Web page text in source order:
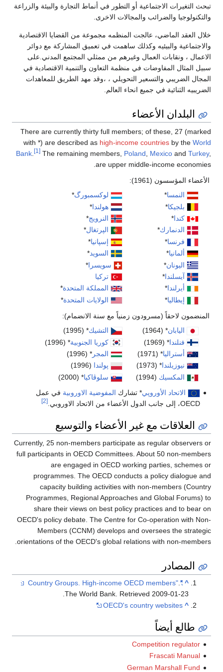
تبحث التغيرات الاجتماعية أو التطور في أنماط التجارة والبيئة والزراعة
والتكنولوجيا والضرائب والمجالات الاخرى.
خلال العقد الماضي، عالجت المنظمه مجموعة من القضايا الاقتصادية
والاجتماعية والبيئيه وكذلك ساهمت في تعميق المشاركة مع دوائر
الاعمال ، ونقابات العمال وغيرهم من ممثلي المجتمع المدني.على
سبيل المثال المفاوضات في منظمة التعاون والتنمية الاقتصادية في
المجال الضريبي والتسعير التحويلي ، ،وقد مهد الطريق للمعاهدات
الضريبيه الثنائية في جميع انحاء العالم.
البلدان الأعضاء
There are currently thirty full members; of these, 27 (marked
with *) are described as high-income countries by the World
Bank. [1] The remaining members, Poland, Mexico and Turkey,
are upper middle-income economies.
الأعضاء المؤسسون (1961):
النمسا*
بلجيكا*
كندا*
الدنمارك*
فرنسا*
ألمانيا*
اليونان*
آيسلندا*
أيرلندا*
إيطاليا*
لوكسمبورگ*
هولندا*
النرويج*
الپرتغال*
إسپانيا*
السويد*
سويسرا*
تركيا
المملكة المتحدة*
الولايات المتحدة*
المنضمون لاحقاً (مسرودون زمنياً مع سنة الانضمام):
اليابان* (1964)
فنلندا* (1969)
أستراليا* (1971)
نيوزيلندا* (1973)
المكسيك (1994)
التشيك* (1995)
كوريا الجنوبية* (1996)
المجر* (1996)
پولندا (1996)
سلوڤاكيا* (2000)
الاتحاد الأوروپي* تشارك المفوضية الاوروبية في عمل
OECD، إلى جانب الدول الأعضاء من الاتحاد الاوروبي.
[2]
العلاقات مع غير الأعضاء والتوسيع
Currently, 25 non-members participate as regular observers or
full participants in OECD Committees. About 50 non-members
are engaged in OECD working parties, schemes or
programmes. The OECD conducts a policy dialogue and
capacity building activities with non-members (Country
Programmes, Regional Approaches and Global Forums) to
share their views on best policy practices and to bear on
OECD's policy debate. The Centre for Co-operation with Non-
Members (CCNM) develops and oversees the strategic
orientations of the OECD's global relations with non-members.
المصادر
^
"Country Groups. High-income OECD members"
.
The World Bank . Retrieved 2009-01-23
.
^
OECD's country websites
طالع أيضاً
Competition regulator
Frascati Manual
German Marshall Fund